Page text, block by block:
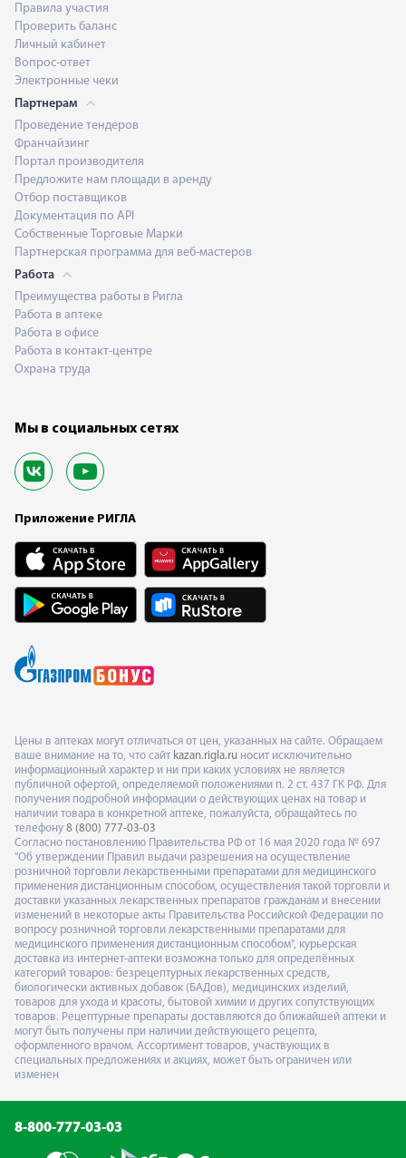
Правила участия
Проверить баланс
Личный кабинет
Вопрос-ответ
Электронные чеки
Партнерам
Проведение тендеров
Франчайзинг
Портал производителя
Предложите нам площади в аренду
Отбор поставщиков
Документация по API
Собственные Торговые Марки
Партнерская программа для веб-мастеров
Работа
Преимущества работы в Ригла
Работа в аптеке
Работа в офисе
Работа в контакт-центре
Охрана труда
Мы в социальных сетях
Приложение РИГЛА
Цены в аптеках могут отличаться от цен, указанных на сайте. Обращаем
ваше внимание на то, что сайт kazan.rigla.ru носит исключительно
информационный характер и ни при каких условиях не является
публичной офертой, определяемой положениями п. 2 ст. 437 ГК РФ. Для
получения подробной информации о действующих ценах на товар и
наличии товара в конкретной аптеке, пожалуйста, обращайтесь по
телефону 8 (800) 777-03-03
Согласно постановлению Правительства РФ от 16 мая 2020 года № 697
"Об утверждении Правил выдачи разрешения на осуществление
розничной торговли лекарственными препаратами для медицинского
применения дистанционным способом, осуществления такой торговли и
доставки указанных лекарственных препаратов гражданам и внесении
изменений в некоторые акты Правительства Российской Федерации по
вопросу розничной торговли лекарственными препаратами для
медицинского применения дистанционным способом", курьерская
доставка из интернет-аптеки возможна только для определённых
категорий товаров: безрецептурных лекарственных средств,
биологически активных добавок (БАДов), медицинских изделий,
товаров для ухода и красоты, бытовой химии и других сопутствующих
товаров. Рецептурные препараты доставляются до ближайшей аптеки и
могут быть получены при наличии действующего рецепта,
оформленного врачом. Ассортимент товаров, участвующих в
специальных предложениях и акциях, может быть ограничен или
изменен
8-800-777-03-03